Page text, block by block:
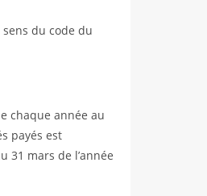
du code du
chaque année au
payés est
31 mars de l’année